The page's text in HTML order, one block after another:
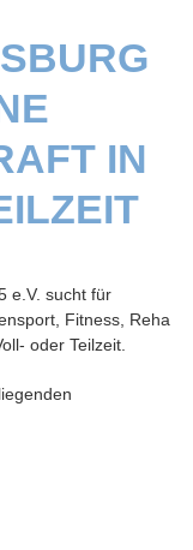
IN
e.V. sucht für
Fitness, Reha
oder Teilzeit.